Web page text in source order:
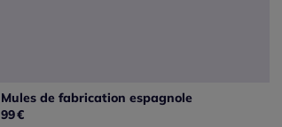
Mules de fabrication espagnole
99€